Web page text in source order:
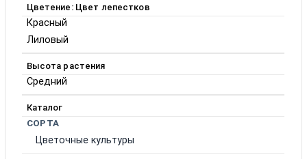
Цветение: Цвет лепестков
Красный
Лиловый
Высота растения
Средний
Каталог
СОРТА
Цветочные культуры